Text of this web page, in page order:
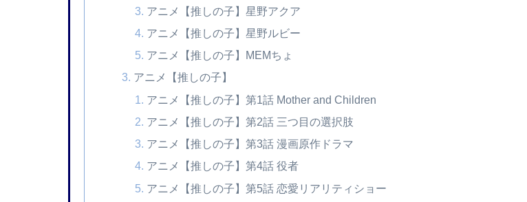
アニメ【推しの子】星野アクア
アニメ【推しの子】星野ルビー
アニメ【推しの子】MEMちょ
アニメ【推しの子】
アニメ【推しの子】第1話 Mother and Children
アニメ【推しの子】第2話 三つ目の選択肢
アニメ【推しの子】第3話 漫画原作ドラマ
アニメ【推しの子】第4話 役者
アニメ【推しの子】第5話 恋愛リアリティショー